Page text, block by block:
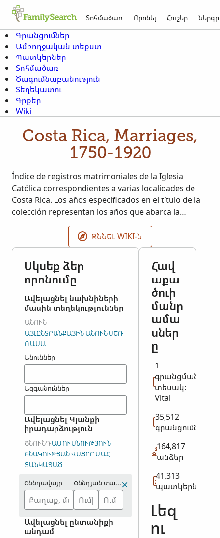
Տոհմածառ Որոնել Հուշեր
Գրանցումներ
Ամբողջական տեքստ
Պատկերներ
Տոհմածառ
Ծագումնաբանություն
Տեղեկատու
Գրքեր
Wiki
Costa Rica, Marriages,
1750-1920
Índice de registros matrimoniales de la Iglesia
Católica correspondientes a varias localidades de
Costa Rica. Los años especificados en el título de la
colección representan los años que abarca la
mayoría de los registros, sin embargo, algunos
registros pueden corresponder a años anteriores o
posteriores a los indicados. Esta colección no incluye
imágenes de los registros originales.
ԶՆՆԵԼ WIKI-Ն
Սկսեք ձեր
որոնումը
Ավելացնել նախնիների
մասին տեղեկություններ
ԱՆՈՒՆ
ԱՅԼԸՆՏՐԱՆՔԱՅԻՆ ԱՆՈՒՆՍԵՌ
ՌԱՍԱ
Անուններ
Ազգանուններ
Ավելացնել Կյանքի
իրադարձություն
ԾՆՈՒՆԴԱՄՈՒՍՆՈՒԹՅՈՒՆ
ԲՆԱԿՈՒԹՅԱՆ ՎԱՅՐԸՄԱՀ
ՑԱՆԿԱՑԱԾ
Ծննդավայր Ծննդյան տարեթիվը (միջակայք)
Ավելացնել ընտանիքի
անդամ
Հավ
աքա
ծուի
մանր
ամա
սներ
ը
1
գրանցման
տեսակ:
Vital
35,512
գրանցումներ
164,817
անձեր
41,313
պատկերներ
Լեզ
ու